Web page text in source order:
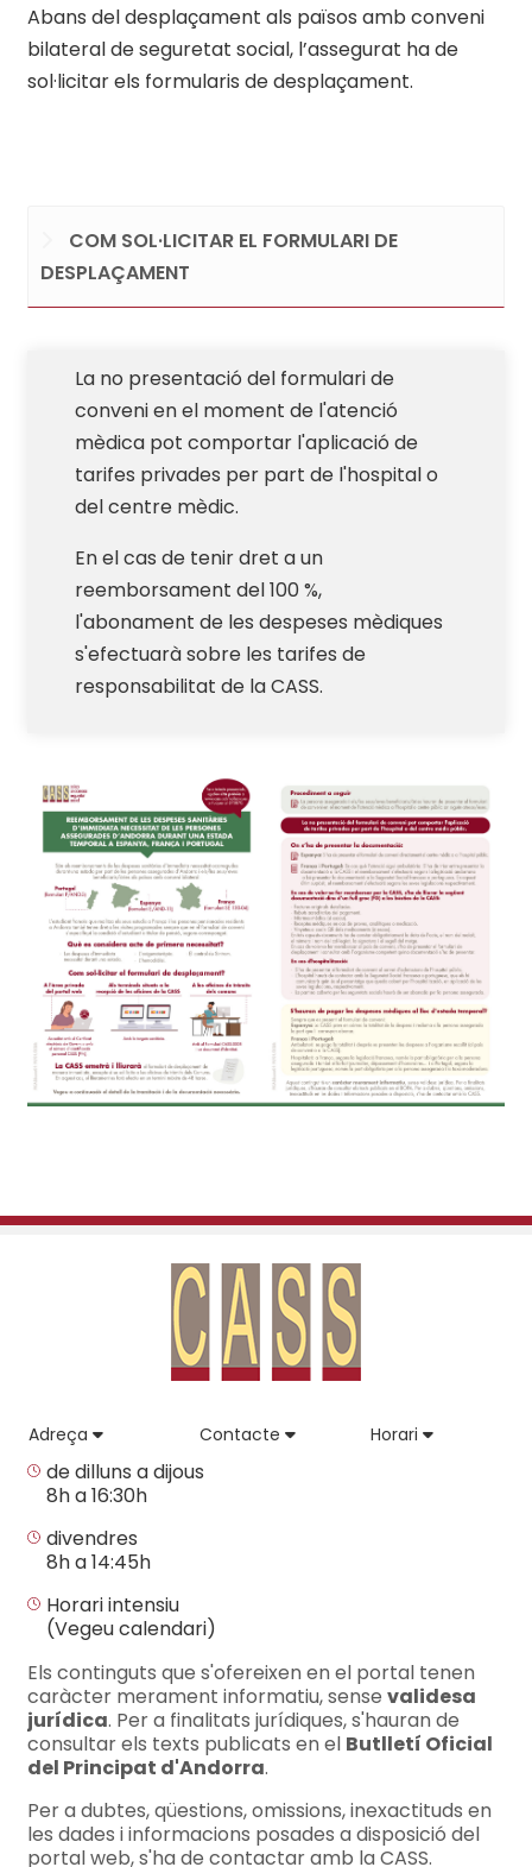
Abans del desplaçament als països amb conveni
bilateral de seguretat social, l’assegurat ha de
sol·licitar els formularis de desplaçament.
COM SOL·LICITAR EL FORMULARI DE
DESPLAÇAMENT
La no presentació del formulari de
conveni en el moment de l'atenció
mèdica pot comportar l'aplicació de
tarifes privades per part de l'hospital o
del centre mèdic.
En el cas de tenir dret a un
reemborsament del 100 %,
l'abonament de les despeses mèdiques
s'efectuarà sobre les tarifes de
responsabilitat de la CASS.
Adreça Contacte Horari
de dilluns a dijous
8h a 16:30h
divendres
8h a 14:45h
Horari intensiu
(Vegeu calendari)
Els continguts que s'ofereixen en el portal tenen
caràcter merament informatiu, sense validesa
jurídica. Per a finalitats jurídiques, s'hauran de
consultar els texts publicats en el Butlletí Oficial
del Principat d'Andorra.
Per a dubtes, qüestions, omissions, inexactituds en
les dades i informacions posades a disposició del
portal web, s'ha de contactar amb la CASS.